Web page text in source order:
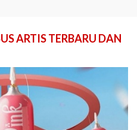
ARTIS TERBARU DAN